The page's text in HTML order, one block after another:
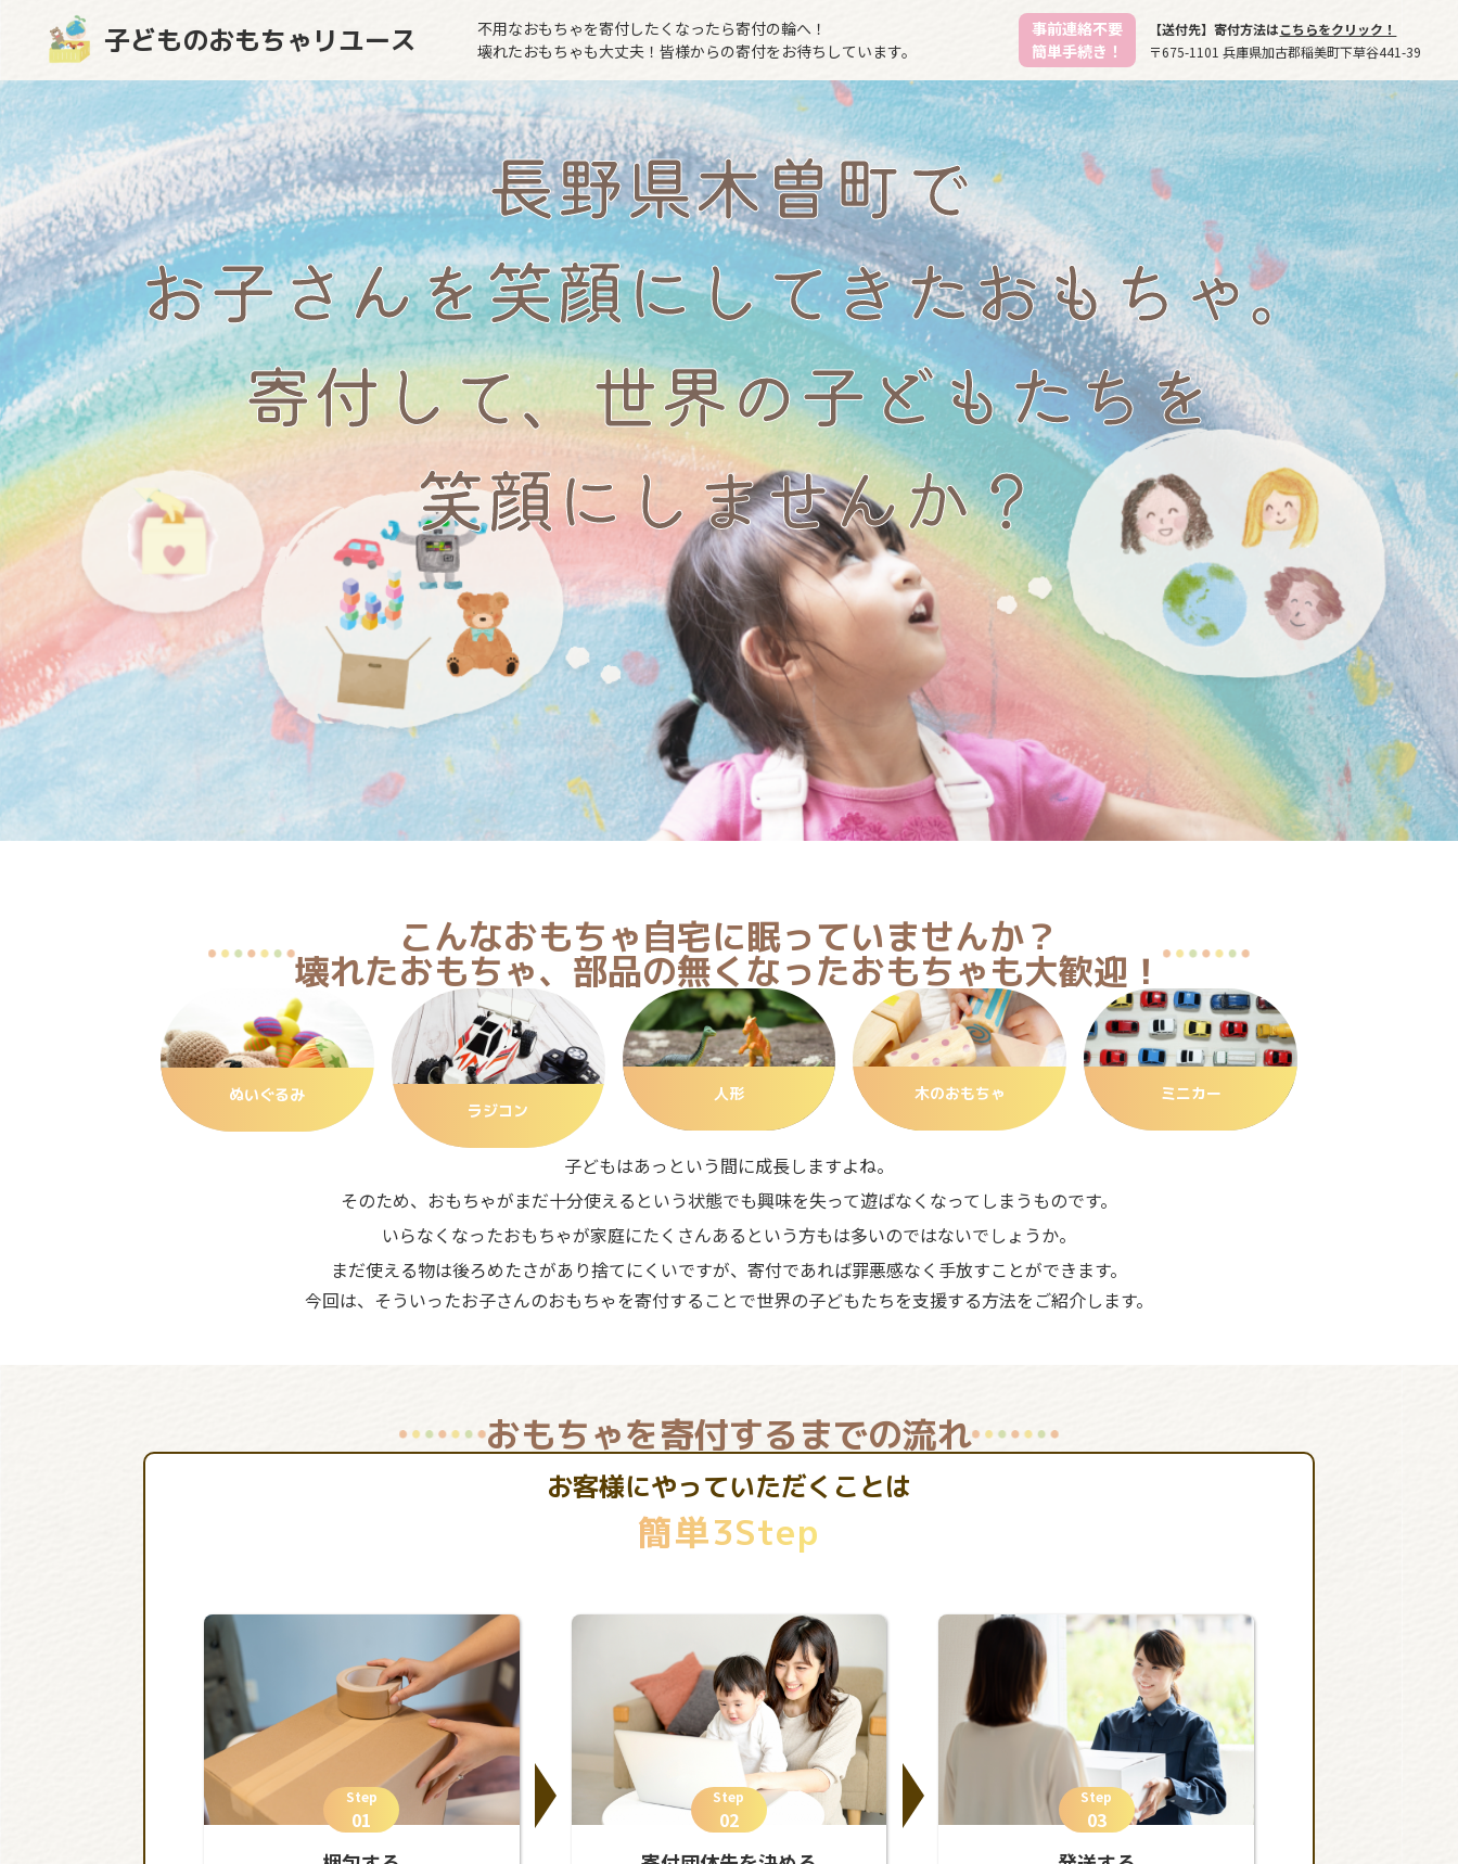
子どものおもちゃリユース
不用なおもちゃを寄付したくなったら寄付の輪へ！
壊れたおもちゃも大丈夫！皆様からの寄付をお待ちしています。
事前連絡不要
簡単手続き！
【送付先】寄付方法はこちらをクリック！
〒675-1101 兵庫県加古郡稲美町下草谷441-39
長野県木曽町で
お子さんを笑顔にしてきたおもちゃ。
寄付して、世界の子どもたちを
笑顔にしませんか？
こんなおもちゃ自宅に眠っていませんか？
壊れたおもちゃ、部品の無くなったおもちゃも大歓迎！
ぬいぐるみ
ラジコン
人形 木のおもちゃ ミニカー
子どもはあっという間に成長しますよね。
そのため、おもちゃがまだ十分使えるという状態でも興味を失って遊ばなくなってしまうものです。
いらなくなったおもちゃが家庭にたくさんあるという方もは多いのではないでしょうか。
まだ使える物は後ろめたさがあり捨てにくいですが、寄付であれば罪悪感なく手放すことができます。
今回は、そういったお子さんのおもちゃを寄付することで世界の子どもたちを支援する方法をご紹介します。
おもちゃを寄付するまでの流れ
お客様にやっていただくことは
簡単3Step
Step
01
Step
02
Step
03